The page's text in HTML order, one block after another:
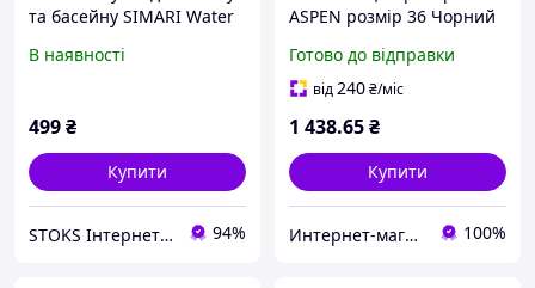
та басейну SIMARI Water
В наявності
499₴
Купити
STOKS Інтернет магазин стокового товару з Європи та США. 94%
ASPEN розмір 36 Чорний
басейну, плавання
Готово до відправки
від240₴/міс
1 438.65₴
Купити
Интернет-магазин U-Way — в один клік до мети. 100%